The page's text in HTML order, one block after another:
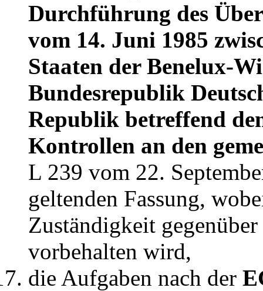
Durchführung des
vom 14. Juni 1985
Staaten der Benelux-
Bundesrepublik
Republik betreffend
Kontrollen an den
L 239 vom 22.
geltenden Fassung,
Zuständigkeit
vorbehalten wird,
die Aufgaben nach der